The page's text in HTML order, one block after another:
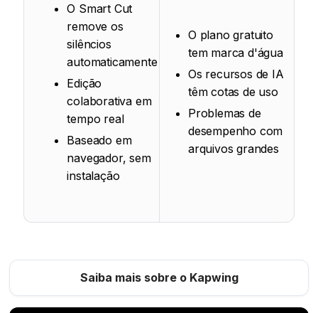
O Smart Cut
remove os
silêncios
automaticamente
Edição
colaborativa em
tempo real
Baseado em
navegador, sem
instalação
O plano gratuito
tem marca d'água
Os recursos de IA
têm cotas de uso
Problemas de
desempenho com
arquivos grandes
Saiba mais sobre o Kapwing